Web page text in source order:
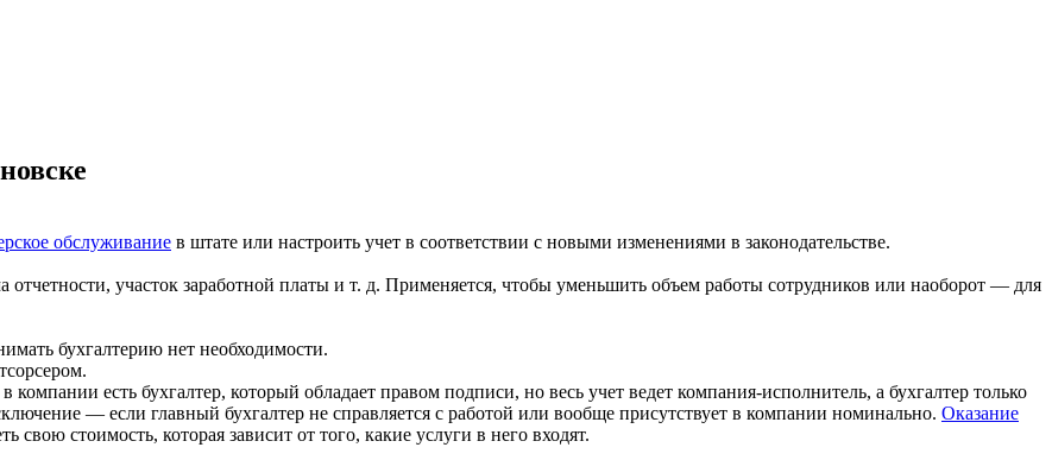
обслуживание в штате или настроить учет в соответствии с новыми изменениями в законодательстве.
отчетности, участок заработной платы и т. д. Применяется, чтобы уменьшить объем работы сотрудников или наоборот — для
бухгалтерию нет необходимости.
есть бухгалтер, который обладает правом подписи, но весь учет ведет компания-исполнитель, а бухгалтер только
— если главный бухгалтер не справляется с работой или вообще присутствует в компании номинально. Оказание
свою стоимость, которая зависит от того, какие услуги в него входят.